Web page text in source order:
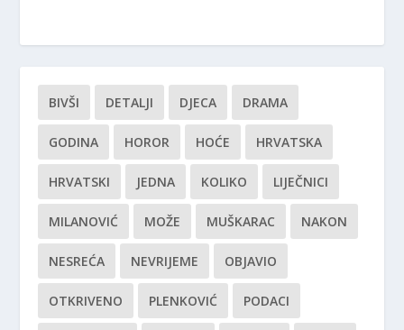
BIVŠI DETALJI DJECA DRAMA
GODINA HOROR HOĆE HRVATSKA
HRVATSKI JEDNA KOLIKO LIJEČNICI
MILANOVIĆ MOŽE MUŠKARAC NAKON
NESREĆA NEVRIJEME OBJAVIO
OTKRIVENO PLENKOVIĆ PODACI